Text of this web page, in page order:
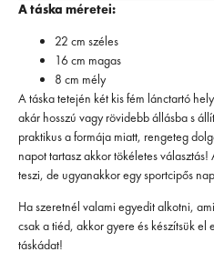
A táska méretei:
22 cm széles
16 cm magas
8 cm mély
A táska tetején két kis fém lánctartó
akár hosszú vagy rövidebb állásba s
praktikus a formája miatt, rengeteg
napot tartasz akkor tökéletes
teszi, de ugyanakkor egy sportcipős
Ha szeretnél valami egyedit alkotni,
csak a tiéd, akkor gyere és készítsük
táskádat!